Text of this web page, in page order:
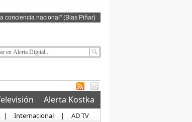
conciencia nacional" (Blas Piñar)
Alerta Kostka
| Internacional | AD TV